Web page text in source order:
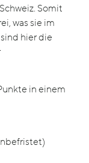
Somit
was sie im
hier die
in einem